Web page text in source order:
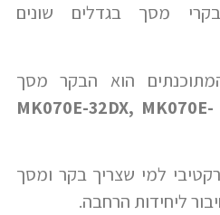
מסך בגדלים שונים
הוא הבקר מסך
MK070E-32DX, MK070E-
למי שצריך בקר ומסך
ליחידות הרחבה.